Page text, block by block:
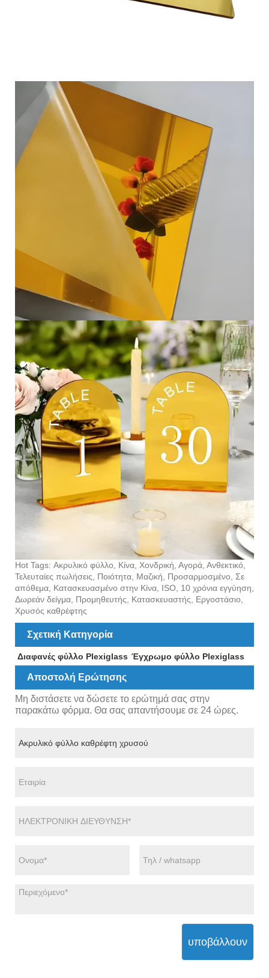
Hot Tags: Ακρυλικό φύλλο, Κίνα, Χονδρική, Αγορά, Ανθεκτικό,
Τελευταίες πωλήσεις, Ποιότητα, Μαζική, Προσαρμοσμένο, Σε
απόθεμα, Κατασκευασμένο στην Κίνα, ISO, 10 χρόνια εγγύηση,
Δωρεάν δείγμα, Προμηθευτής, Κατασκευαστής, Εργοστάσιο,
Χρυσός καθρέφτης
Σχετική Κατηγορία
Διαφανές φύλλο Plexiglass Έγχρωμο φύλλο Plexiglass
Αποστολή Ερώτησης
Μη διστάσετε να δώσετε το ερώτημά σας στην
παρακάτω φόρμα. Θα σας απαντήσουμε σε 24 ώρες.
υποβάλλουν